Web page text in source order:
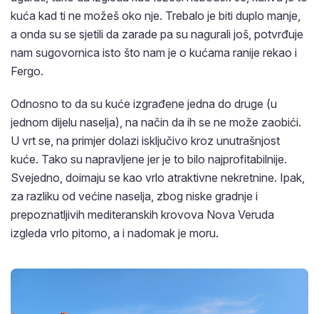
kuća kad ti ne možeš oko nje. Trebalo je biti duplo manje,
a onda su se sjetili da zarade pa su nagurali još, potvrđuje
nam sugovornica isto što nam je o kućama ranije rekao i
Fergo.
Odnosno to da su kuće izgrađene jedna do druge (u
jednom dijelu naselja), na način da ih se ne može zaobići.
U vrt se, na primjer dolazi isključivo kroz unutrašnjost
kuće. Tako su napravljene jer je to bilo najprofitabilnije.
Svejedno, doimaju se kao vrlo atraktivne nekretnine. Ipak,
za razliku od većine naselja, zbog niske gradnje i
prepoznatljivih mediteranskih krovova Nova Veruda
izgleda vrlo pitomo, a i nadomak je moru.